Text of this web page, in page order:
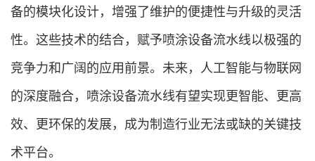
备的模块化设计，增强了维护的便捷性与升级的灵活
性。这些技术的结合，赋予喷涂设备流水线以极强的
竞争力和广阔的应用前景。未来，人工智能与物联网
的深度融合，喷涂设备流水线有望实现更智能、更高
效、更环保的发展，成为制造行业无法或缺的关键技
术平台。